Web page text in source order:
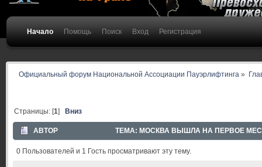
Начало Помощь Поиск Вход Регистрация
Официальный форум Национальной Ассоциации Пауэрлифтинга »
Страницы: [1]Вниз
АВТОР ТЕМА: МОСКВА ВЫШЛА НА ПЕРВОЕ
0 Пользователей и 1 Гость просматривают эту тему.